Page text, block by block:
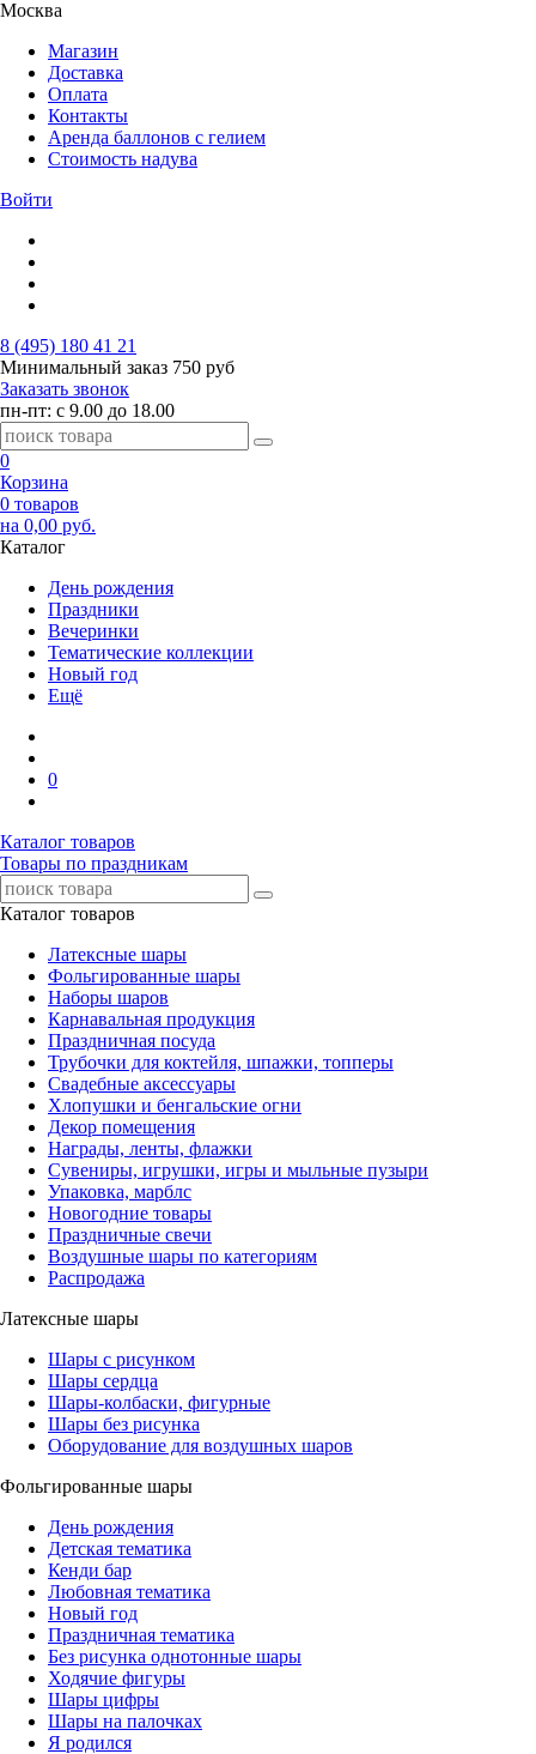
Москва
Магазин
Доставка
Оплата
Контакты
Аренда баллонов с гелием
Стоимость надува
Войти
8 (495) 180 41 21
Минимальный заказ 750 руб
Заказать звонок
пн-пт: с 9.00 до 18.00
0
Корзина
0 товаров
на 0,00 руб.
Каталог
День рождения
Праздники
Вечеринки
Тематические коллекции
Новый год
Ещё
0
Каталог товаров
Товары по праздникам
Каталог товаров
Латексные шары
Фольгированные шары
Наборы шаров
Карнавальная продукция
Праздничная посуда
Трубочки для коктейля, шпажки, топперы
Свадебные аксессуары
Хлопушки и бенгальские огни
Декор помещения
Награды, ленты, флажки
Сувениры, игрушки, игры и мыльные пузыри
Упаковка, марблс
Новогодние товары
Праздничные свечи
Воздушные шары по категориям
Распродажа
Латексные шары
Шары с рисунком
Шары сердца
Шары-колбаски, фигурные
Шары без рисунка
Оборудование для воздушных шаров
Фольгированные шары
День рождения
Детская тематика
Кенди бар
Любовная тематика
Новый год
Праздничная тематика
Без рисунка однотонные шары
Ходячие фигуры
Шары цифры
Шары на палочках
Я родился